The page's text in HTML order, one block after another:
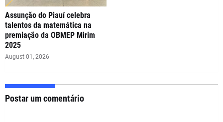
Assunção do Piauí celebra
talentos da matemática na
premiação da OBMEP Mirim
2025
August 01, 2026
Postar um comentário